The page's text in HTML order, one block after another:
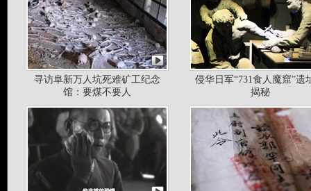
寻访阜新万人坑死难矿工纪念
馆：要煤不要人
侵华日军“731食人魔窟”遗
揭秘